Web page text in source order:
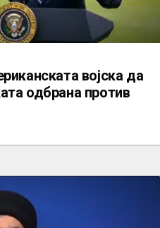
војска да
одбрана против